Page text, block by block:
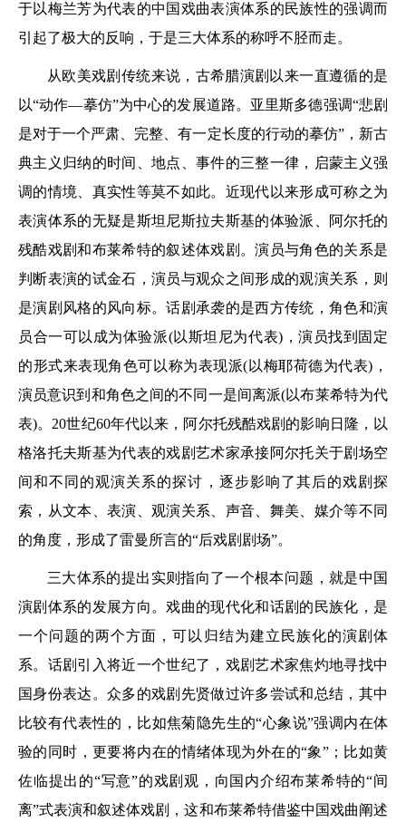
于以梅兰芳为代表的中国戏曲表演体系的民族性的强调而
引起了极大的反响，于是三大体系的称呼不胫而走。
从欧美戏剧传统来说，古希腊演剧以来一直遵循的是
以“动作—摹仿”为中心的发展道路。亚里斯多德强调“悲剧
是对于一个严肃、完整、有一定长度的行动的摹仿”，新古
典主义归纳的时间、地点、事件的三整一律，启蒙主义强
调的情境、真实性等莫不如此。近现代以来形成可称之为
表演体系的无疑是斯坦尼斯拉夫斯基的体验派、阿尔托的
残酷戏剧和布莱希特的叙述体戏剧。演员与角色的关系是
判断表演的试金石，演员与观众之间形成的观演关系，则
是演剧风格的风向标。话剧承袭的是西方传统，角色和演
员合一可以成为体验派(以斯坦尼为代表)，演员找到固定
的形式来表现角色可以称为表现派(以梅耶荷德为代表)，
演员意识到和角色之间的不同一是间离派(以布莱希特为代
表)。20世纪60年代以来，阿尔托残酷戏剧的影响日隆，以
格洛托夫斯基为代表的戏剧艺术家承接阿尔托关于剧场空
间和不同的观演关系的探讨，逐步影响了其后的戏剧探
索，从文本、表演、观演关系、声音、舞美、媒介等不同
的角度，形成了雷曼所言的“后戏剧剧场”。
三大体系的提出实则指向了一个根本问题，就是中国
演剧体系的发展方向。戏曲的现代化和话剧的民族化，是
一个问题的两个方面，可以归结为建立民族化的演剧体
系。话剧引入将近一个世纪了，戏剧艺术家焦灼地寻找中
国身份表达。众多的戏剧先贤做过许多尝试和总结，其中
比较有代表性的，比如焦菊隐先生的“心象说”强调内在体
验的同时，更要将内在的情绪体现为外在的“象”；比如黄
佐临提出的“写意”的戏剧观，向国内介绍布莱希特的“间
离”式表演和叙述体戏剧，这和布莱希特借鉴中国戏曲阐述